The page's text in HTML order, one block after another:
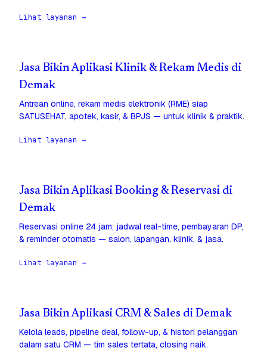
Lihat layanan →
Jasa Bikin Aplikasi Klinik & Rekam Medis di
Demak
Antrean online, rekam medis elektronik (RME) siap
SATUSEHAT, apotek, kasir, & BPJS — untuk klinik & praktik.
Lihat layanan →
Jasa Bikin Aplikasi Booking & Reservasi di
Demak
Reservasi online 24 jam, jadwal real-time, pembayaran DP,
& reminder otomatis — salon, lapangan, klinik, & jasa.
Lihat layanan →
Jasa Bikin Aplikasi CRM & Sales di Demak
Kelola leads, pipeline deal, follow-up, & histori pelanggan
dalam satu CRM — tim sales tertata, closing naik.